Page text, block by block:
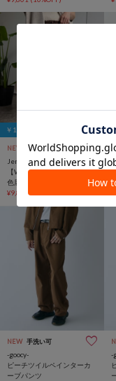
￥1,000クーポン
NEW TIME SALE
Jena espace merveilleux
【WEB限定新色登場！】【6
色展開・3サイズ展開カラー
有】トロミイージーパンツ2
¥9,801
NEW 手洗い可
-goocy-
ピーチツイルペインターカ
ーブパンツ
-